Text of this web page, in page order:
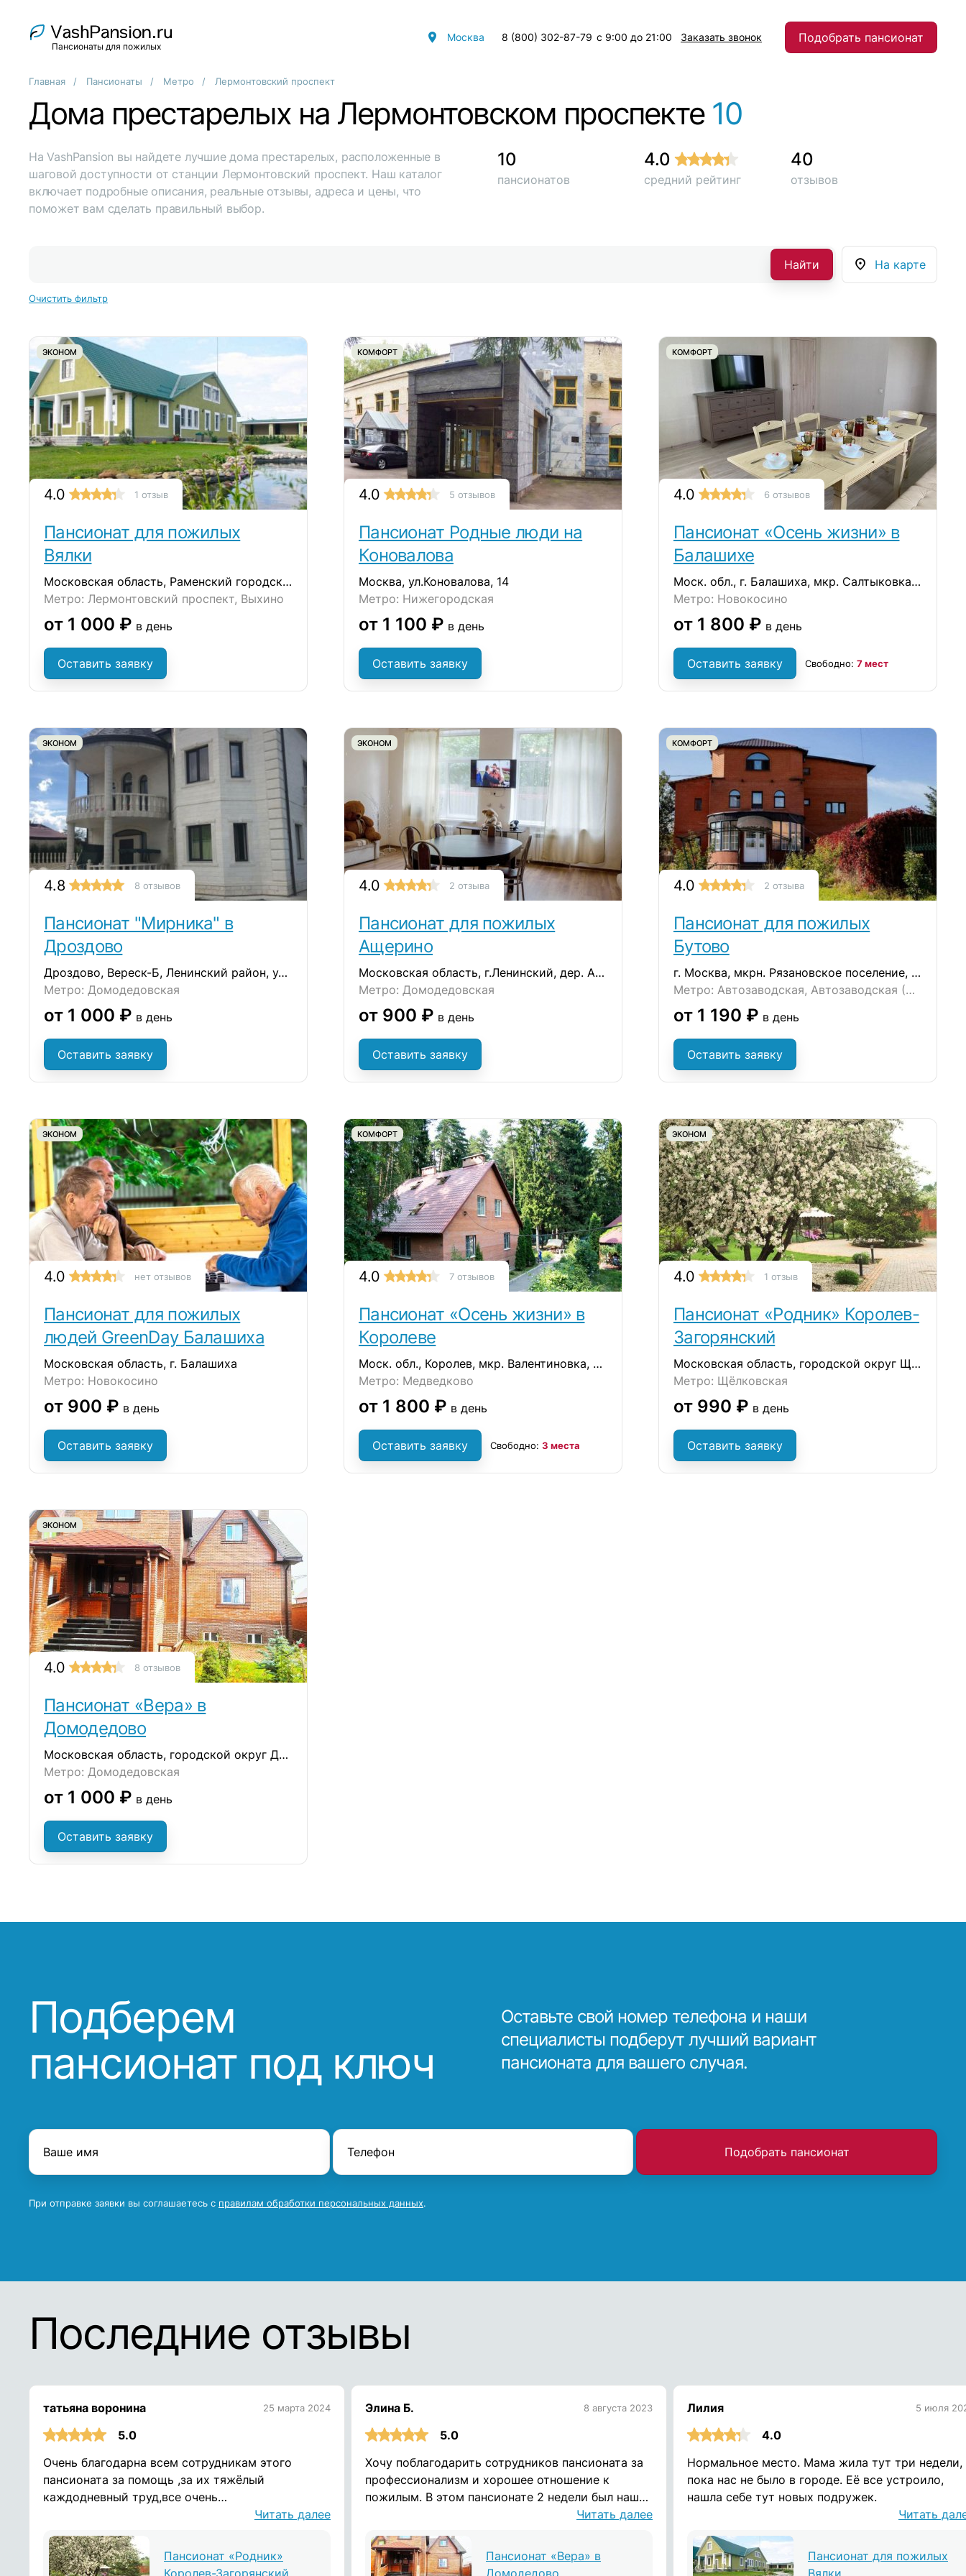
Пансионаты для пожилых
Москва 8 (800) 302-87-79 с 9:00 до 21:00 Заказать звонок Подобрать пансионат
Главная Пансионаты Метро Лермонтовский проспект
Дома престарелых на Лермонтовском проспекте 10
На VashPansion вы найдете лучшие дома престарелых, расположенные в
шаговой доступности от станции Лермонтовский проспект. Наш каталог
включает подробные описания, реальные отзывы, адреса и цены, что
поможет вам сделать правильный выбор.
10
пансионатов
4.0
средний рейтинг
40
отзывов
Найти На карте
Очистить фильтр
ЭКОНОМ
4.0 1 отзыв
Пансионат для пожилых
Вялки
Московская область, Раменский городской округ, деревня Вялки
Метро: Лермонтовский проспект, Выхино
от 1 000 ₽ в день
Оставить заявку
КОМФОРТ
4.0 5 отзывов
Пансионат Родные люди на
Коновалова
Москва, ул.Коновалова, 14
Метро: Нижегородская
от 1 100 ₽ в день
Оставить заявку
КОМФОРТ
4.0 6 отзывов
Пансионат «Осень жизни» в
Балашихе
Моск. обл., г. Балашиха, мкр. Салтыковка, улица Средняя, дом 5
Метро: Новокосино
от 1 800 ₽ в день
Оставить заявку Свободно: 7 мест
ЭКОНОМ
4.8 8 отзывов
Пансионат "Мирника" в
Дроздово
Дроздово, Вереск-Б, Ленинский район, ул. Сергиевская, д.17А
Метро: Домодедовская
от 1 000 ₽ в день
Оставить заявку
ЭКОНОМ
4.0 2 отзыва
Пансионат для пожилых
Ащерино
Московская область, г.Ленинский, дер. Ащерино, 9
Метро: Домодедовская
от 900 ₽ в день
Оставить заявку
КОМФОРТ
4.0 2 отзыва
Пансионат для пожилых
Бутово
г. Москва, мкрн. Рязановское поселение, ул. Восточная, д. 6
Метро: Автозаводская, Автозаводская (МЦК), Бульвар Дмитрия Донского
от 1 190 ₽ в день
Оставить заявку
ЭКОНОМ
4.0 нет отзывов
Пансионат для пожилых
людей GreenDay Балашиха
Московская область, г. Балашиха
Метро: Новокосино
от 900 ₽ в день
Оставить заявку
КОМФОРТ
4.0 7 отзывов
Пансионат «Осень жизни» в
Королеве
Моск. обл., Королев, мкр. Валентиновка, ул. Богдана Хмельницкого, 8/17
Метро: Медведково
от 1 800 ₽ в день
Оставить заявку Свободно: 3 места
ЭКОНОМ
4.0 1 отзыв
Пансионат «Родник» Королев-
Загорянский
Московская область, городской округ Щёлково, дачный посёлок Загорянский,
Метро: Щёлковская
от 990 ₽ в день
Оставить заявку
ЭКОНОМ
4.0 8 отзывов
Пансионат «Вера» в
Домодедово
Московская область, городской округ Домодедово, село Ям, улица Школьная, 38
Метро: Домодедовская
от 1 000 ₽ в день
Оставить заявку
Подберем
пансионат под ключ
Оставьте свой номер телефона и наши
специалисты подберут лучший вариант
пансионата для вашего случая.
Подобрать пансионат
При отправке заявки вы соглашаетесь с правилам обработки персональных данных.
Последние отзывы
татьяна воронина 25 марта 2024
5.0
Очень благодарна всем сотрудникам этого
пансионата за помощь ,за их тяжёлый
каждодневный труд,все очень
доброжелательные и душевные люди!дай Бог им
Читать далее
Пансионат «Родник»
Королев-Загорянский
Элина Б. 8 августа 2023
5.0
Хочу поблагодарить сотрудников пансионата за
профессионализм и хорошее отношение к
пожилым. В этом пансионате 2 недели был наш
дедушка. Условия проживания хорошие,
понравилось, с радостью вспоминает время
проведённое здесь. Спасибо.
Читать далее
Пансионат «Вера» в
Домодедово
Лилия 5 июля
4.0
Нормальное место. Мама жила тут три недели,
пока нас не было в городе. Её все устроило,
нашла себе тут новых подружек.
Читать
Пансионат для пожилых
Вялки